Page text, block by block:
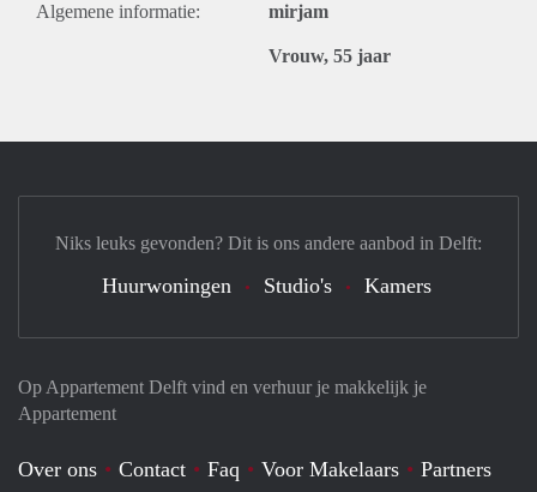
Algemene informatie: mirjam
Vrouw, 55 jaar
Op Appartement Delft vind en verhuur je makkelijk je
Appartement
Over ons Contact Faq Voor Makelaars Partners
Niks leuks gevonden? Dit is ons andere aanbod in Delft:
Huurwoningen Studio's Kamers